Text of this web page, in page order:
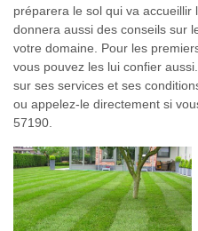
préparera le sol qui va
donnera aussi des conseils sur
votre domaine. Pour les
vous pouvez les lui confier
sur ses services et ses
ou appelez-le directement si
57190.